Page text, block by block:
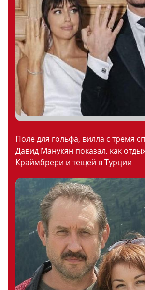
Поле для гольфа, вилла с тремя
Давид Манукян показал, как
Краймбрери и тещей в Турции